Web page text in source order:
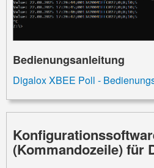
Bedienungsanleitung
Digalox XBEE Poll -
(Kommandozeile) für